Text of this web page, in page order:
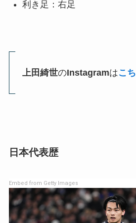
利き足：右足
上田綺世のInstagramはこ
日本代表歴
Embed from Getty Images